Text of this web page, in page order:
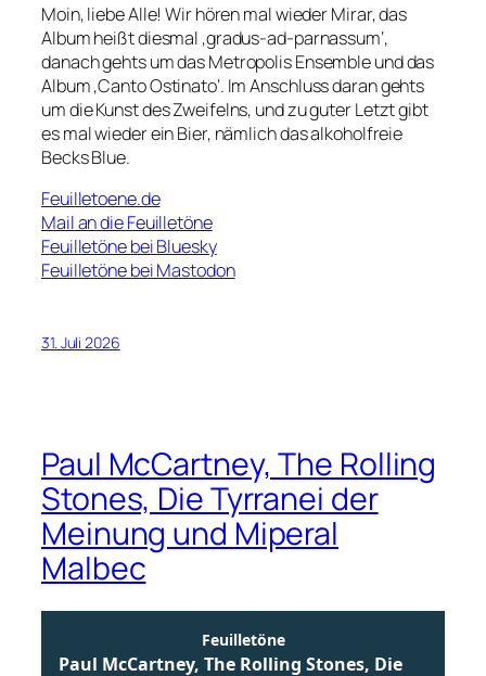
Moin, liebe Alle! Wir hören mal wieder Mirar, das
Album heißt diesmal ‚gradus-ad-parnassum‘,
danach gehts um das Metropolis Ensemble und das
Album ‚Canto Ostinato‘. Im Anschluss daran gehts
um die Kunst des Zweifelns, und zu guter Letzt gibt
es mal wieder ein Bier, nämlich das alkoholfreie
Becks Blue.
Feuilletoene.de
Mail an die Feuilletöne
Feuilletöne bei Bluesky
Feuilletöne bei Mastodon
31. Juli 2026
Paul McCartney, The Rolling
Stones, Die Tyrranei der
Meinung und Miperal
Malbec